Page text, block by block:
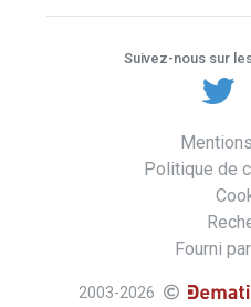
Suivez-nous sur
Politique de
Fourni
2003-2026